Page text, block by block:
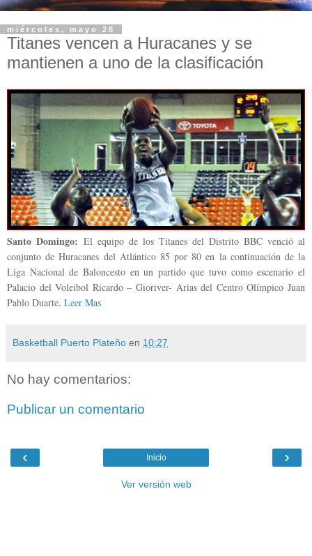
miércoles, mayo 28
Titanes vencen a Huracanes y se
mantienen a uno de la clasificación
Santo Domingo: El equipo de los Titanes del Distrito BBC venció al
conjunto de Huracanes del Atlántico 85 por 80 en la continuación de la
Liga Nacional de Baloncesto en un partido que tuvo como escenario el
Palacio del Voleibol Ricardo – Gioriver- Arias del Centro Olímpico Juan
Pablo Duarte. Leer Mas
Basketball Puerto Plateño en 10:27
No hay comentarios:
Publicar un comentario
‹ ›
Inicio
Ver versión web